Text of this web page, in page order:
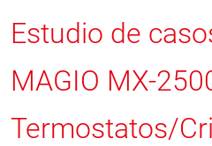
Estudio de
MAGIO MX-
Termostatos/